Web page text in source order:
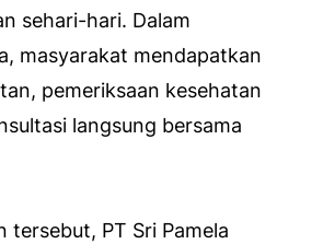
sehari-hari. Dalam
masyarakat mendapatkan
pemeriksaan kesehatan
langsung bersama
tersebut, PT Sri Pamela